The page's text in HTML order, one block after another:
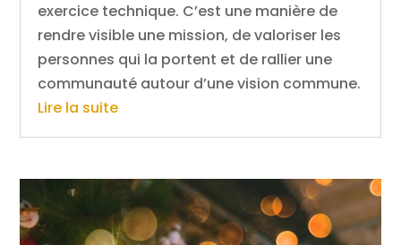
exercice technique. C’est une manière de
rendre visible une mission, de valoriser les
personnes qui la portent et de rallier une
communauté autour d’une vision commune.
Lire la suite